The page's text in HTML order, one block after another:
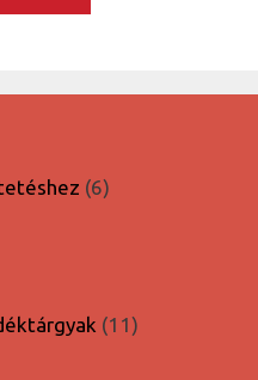
66
1111